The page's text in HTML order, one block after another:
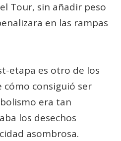
Tour, sin añadir peso
en las rampas
etapa es otro de los
cómo consiguió ser
era tan
los desechos
asombrosa.